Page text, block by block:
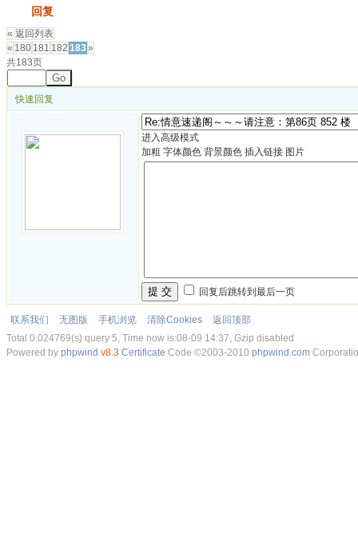
回复
« 返回列表
« 180 181 182 183»
共183页
Go
快速回复
进入高级模式
加粗 字体颜色 背景颜色 插入链接 图片
提 交 回复后跳转到最后一页
联系我们 无图版 手机浏览 清除Cookies
返回顶部
Total 0.024769(s) query 5, Time now is:08-09 14:37, Gzip disabled
Powered by phpwind v8.3 Certificate Code ©2003-2010 phpwind.com